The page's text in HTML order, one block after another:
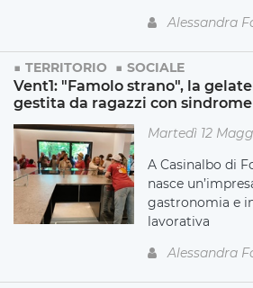
Alessandra
TERRITORIO SOCIALE
Vent1: "Famolo strano", la
gestita da ragazzi con
Martedì 12
A Casinalbo di
nasce
gastronomia e
lavorativa
Alessandra